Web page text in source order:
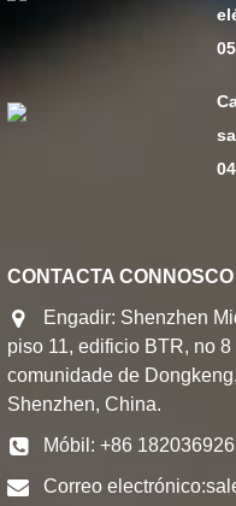
CONTACTA CONNOSCO
Engadir: Shenzhen
piso 11, edificio BTR, no
comunidade de
Shenzhen, China.
Móbil: +86
Correo electrónico: